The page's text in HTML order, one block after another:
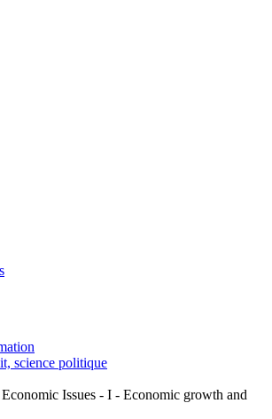
science politique
Issues - I - Economic growth and